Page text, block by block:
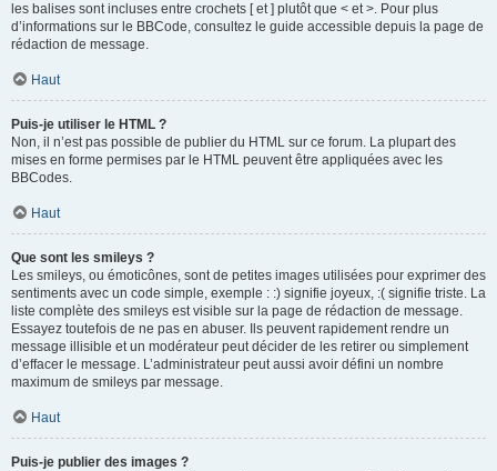
les balises sont incluses entre crochets [ et ] plutôt que < et >. Pour plus
d’informations sur le BBCode, consultez le guide accessible depuis la page de
rédaction de message.
Haut
Puis-je utiliser le HTML ?
Non, il n’est pas possible de publier du HTML sur ce forum. La plupart des
mises en forme permises par le HTML peuvent être appliquées avec les
BBCodes.
Haut
Que sont les smileys ?
Les smileys, ou émoticônes, sont de petites images utilisées pour exprimer des
sentiments avec un code simple, exemple : :) signifie joyeux, :( signifie triste. La
liste complète des smileys est visible sur la page de rédaction de message.
Essayez toutefois de ne pas en abuser. Ils peuvent rapidement rendre un
message illisible et un modérateur peut décider de les retirer ou simplement
d’effacer le message. L’administrateur peut aussi avoir défini un nombre
maximum de smileys par message.
Haut
Puis-je publier des images ?